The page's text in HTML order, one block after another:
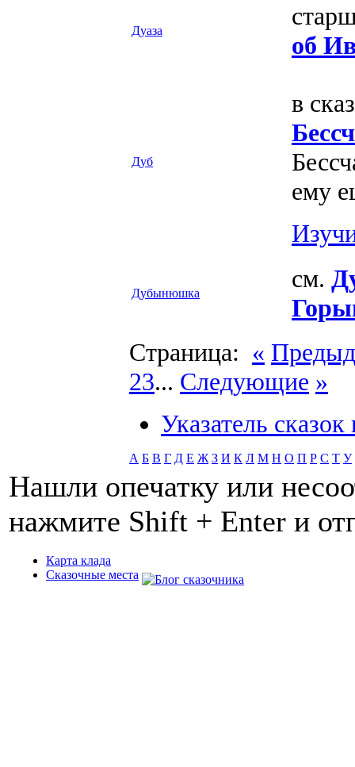
Дуаза
об
Дуб
в
ему
Дубынюшка
см.
Страница: «
23... Следующие »
Указатель
А Б В Г Д Е Ж З И К Л М Н О П Р С Т У
Нашли опечатку или
нажмите Shift + Enter и
Карта клада
Сказочные места